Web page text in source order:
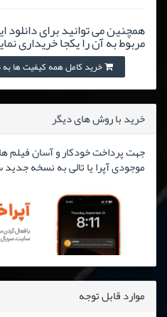
همچنین می توانید برای
مربوط به آن را یکجا خریداری
خرید کامل همه کیفیت ها به صورت
خرید با روش های دیگر
جهت پرداخت خودکار و آسان فیلم
موجودی آپرا یا تالی به نسخه
موارد قابل توجه